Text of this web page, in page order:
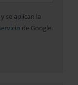
se aplican la
de Google.